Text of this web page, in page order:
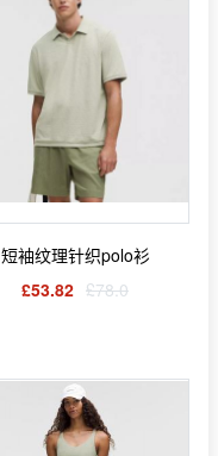
短袖纹理针织polo衫
£53.82 £78.0